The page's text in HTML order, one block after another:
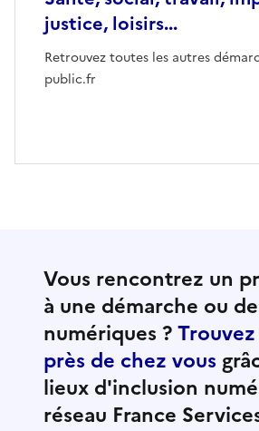
justice, loisirs...
Retrouvez toutes les autres
public.fr
Vous rencontrez un
à une démarche ou
numériques ?Trouvez
près de chez vous
lieux d'inclusion
réseau France